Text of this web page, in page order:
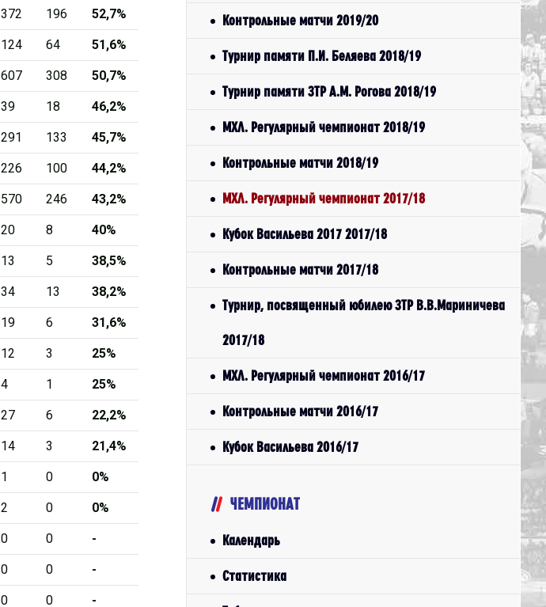
372 196 52,7%
124 64 51,6%
607 308 50,7%
39 18 46,2%
291 133 45,7%
226 100 44,2%
570 246 43,2%
20 8 40%
13 5 38,5%
34 13 38,2%
19 6 31,6%
12 3 25%
4 1 25%
27 6 22,2%
14 3 21,4%
1 0 0%
2 0 0%
0 0 -
0 0 -
0 0 -
Контрольные матчи 2019/20
Турнир памяти П.И. Беляева 2018/19
Турнир памяти ЗТР А.М. Рогова 2018/19
МХЛ. Регулярный чемпионат 2018/19
Контрольные матчи 2018/19
МХЛ. Регулярный чемпионат 2017/18
Кубок Васильева 2017 2017/18
Контрольные матчи 2017/18
Турнир, посвященный юбилею ЗТР В.В.Мариничева
2017/18
МХЛ. Регулярный чемпионат 2016/17
Контрольные матчи 2016/17
Кубок Васильева 2016/17
ЧЕМПИОНАТ
Календарь
Статистика